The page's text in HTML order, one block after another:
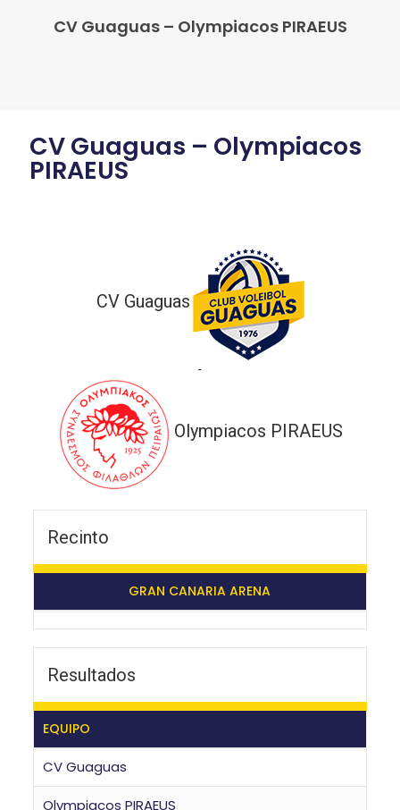
CV Guaguas – Olympiacos PIRAEUS
CV Guaguas – Olympiacos
PIRAEUS
CV Guaguas
-
Olympiacos PIRAEUS
Recinto
GRAN CANARIA ARENA
Resultados
EQUIPO
CV Guaguas
Olympiacos PIRAEUS